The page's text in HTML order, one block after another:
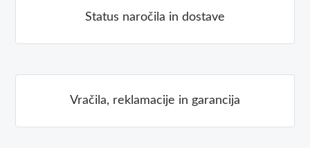
Status naročila in dostave
Vračila, reklamacije in garancija